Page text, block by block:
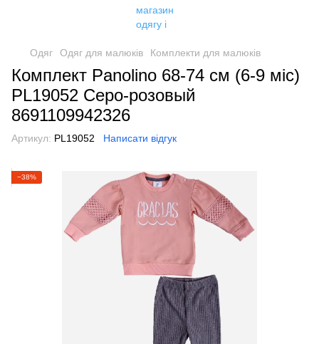
Одяг Одяг для малюків Комплекти для малюків
Комплект Panolino 68-74 см (6-9 міс)
PL19052 Серо-розовый
8691109942326
Артикул: PL19052 Написати відгук
−38%